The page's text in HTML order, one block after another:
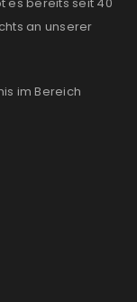
an unserer
im Bereich